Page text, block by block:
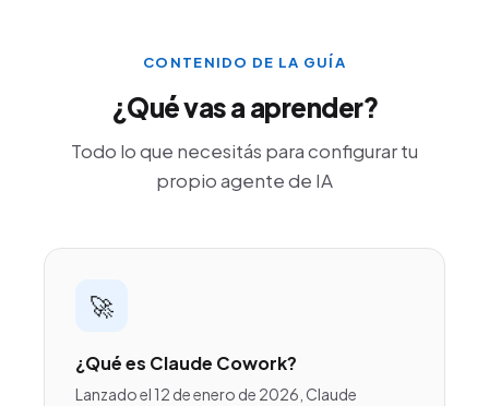
CONTENIDO DE LA GUÍA
¿Qué vas a aprender?
Todo lo que necesitás para configurar tu
propio agente de IA
🚀
¿Qué es Claude Cowork?
Lanzado el 12 de enero de 2026, Claude